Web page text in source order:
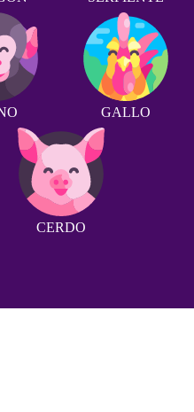
GALLO
CERDO